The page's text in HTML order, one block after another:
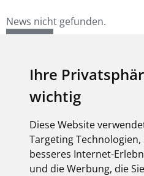
Ihre
wichtig
Diese Website
Targeting
besseres Internet-
und die Werbung, die
News nicht gefunden.
elektroforum 2.2025
Das Forum für
Dienstleister &
Inklusive aller
Großhändler auf